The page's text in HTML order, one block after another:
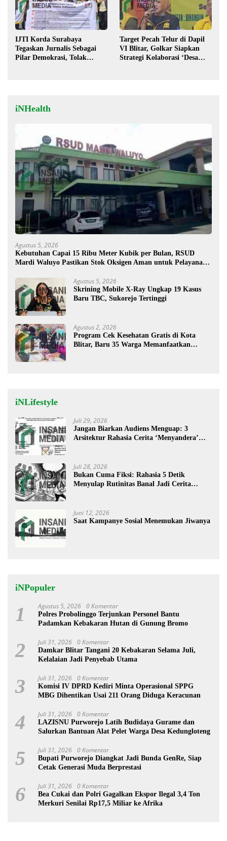
IJTI Korda Surabaya
Tegaskan Jurnalis Sebagai
Pilar Demokrasi, Tolak
Target Pecah Telur di Dapil
VI Blitar, Golkar Siapkan
Strategi Kolaborasi ‘Desa
iNHealth
Agustus 5, 2026
Kebutuhan Capai 15 Ribu Meter Kubik per Bulan, RSUD
Mardi Waluyo Pastikan Stok Oksigen Aman untuk Pelayanan
Agustus 5, 2026
Skrining Mobile X-Ray Ungkap 19 Kasus
Baru TBC, Sukorejo Tertinggi
Agustus 2, 2026
Program Cek Kesehatan Gratis di Kota
Blitar, Baru 35 Warga Memanfaatkan
iNLifestyle
Juli 29, 2026
Jangan Biarkan Audiens Menguap: 3
Arsitektur Rahasia Cerita ‘Menyandera’
Juli 28, 2026
Bukan Cuma Fiksi: Rahasia 5 Detik
Menyulap Rutinitas Banal Jadi Cerita
Juni 12, 2026
Saat Kampanye Sosial Menemukan Jiwanya
iNPopuler
1 Agustus 5, 2026 0 Komentar
Polres Probolinggo Terjunkan Personel Bantu
Padamkan Kebakaran Hutan di Gunung Bromo
2 Juli 31, 2026 0 Komentar
Damkar Blitar Tangani 20 Kebakaran Selama Juli,
Kelalaian Jadi Penyebab Utama
3 Juli 31, 2026 0 Komentar
Komisi IV DPRD Kediri Minta Operasional SPPG
MBG Dihentikan Usai 211 Orang Diduga Keracunan
4 Juli 31, 2026 0 Komentar
LAZISNU Purworejo Latih Budidaya Gurame dan
Salurkan Bantuan Alat Pelet Warga Desa Kedungloteng
5 Juli 31, 2026 0 Komentar
Bupati Purworejo Diangkat Jadi Bunda GenRe, Siap
Cetak Generasi Muda Berprestasi
6 Juli 31, 2026 0 Komentar
Bea Cukai dan Polri Gagalkan Ekspor Ilegal 3,4 Ton
Merkuri Senilai Rp17,5 Miliar ke Afrika